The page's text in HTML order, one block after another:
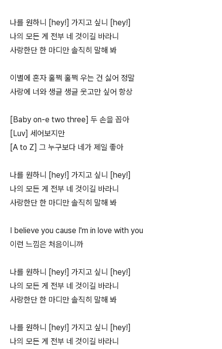
나를 원하니 [hey!] 가지고 싶니 [hey!]
나의 모든 게 전부 네 것이길 바라니
사랑한단 한 마디만 솔직히 말해 봐
이별에 혼자 훌쩍 훌쩍 우는 건 싫어 정말
사랑에 너와 생글 생글 웃고만 싶어 항상
[Baby on-e two three] 두 손을 꼽아
[Luv] 세어보지만
[A to Z] 그 누구보다 네가 제일 좋아
나를 원하니 [hey!] 가지고 싶니 [hey!]
나의 모든 게 전부 네 것이길 바라니
사랑한단 한 마디만 솔직히 말해 봐
I believe you cause I'm in love with you
이런 느낌은 처음이니까
나를 원하니 [hey!] 가지고 싶니 [hey!]
나의 모든 게 전부 네 것이길 바라니
사랑한단 한 마디만 솔직히 말해 봐
나를 원하니 [hey!] 가지고 싶니 [hey!]
나의 모든 게 전부 네 것이길 바라니